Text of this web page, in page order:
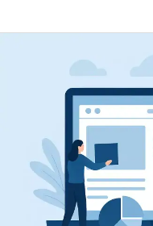
w
rosną,